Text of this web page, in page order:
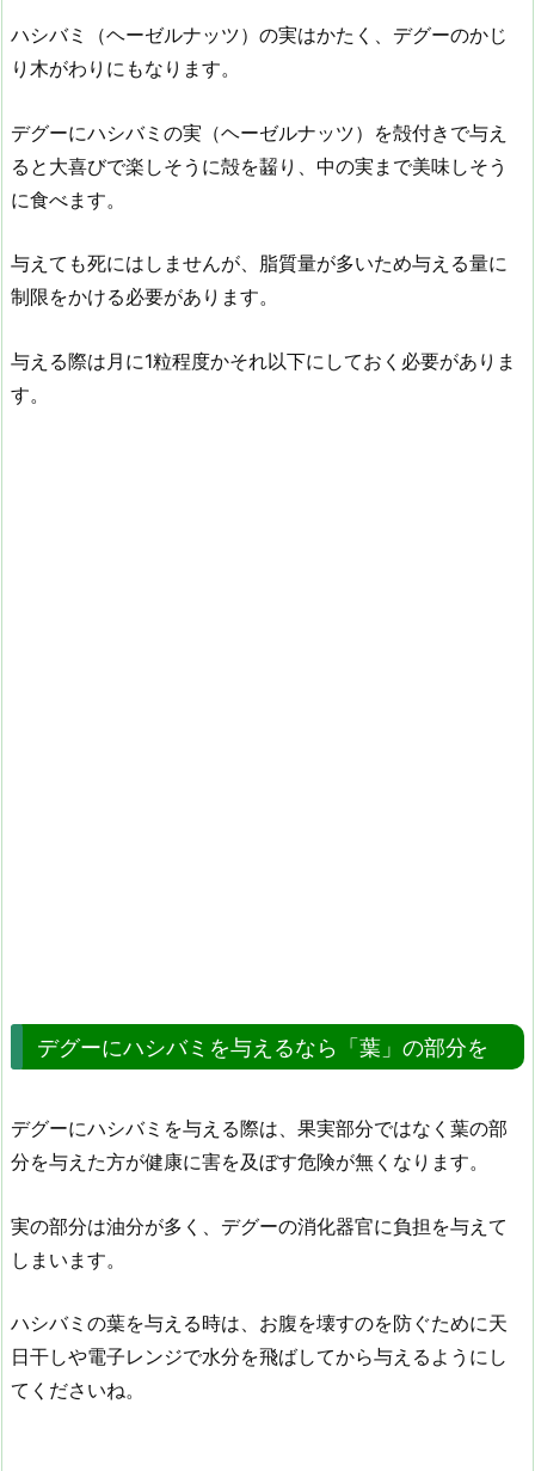
ハシバミ（ヘーゼルナッツ）の実はかたく、デグーのかじ
り木がわりにもなります。
デグーにハシバミの実（ヘーゼルナッツ）を殻付きで与え
ると大喜びで楽しそうに殻を齧り、中の実まで美味しそう
に食べます。
与えても死にはしませんが、脂質量が多いため与える量に
制限をかける必要があります。
与える際は月に1粒程度かそれ以下にしておく必要がありま
す。
デグーにハシバミを与えるなら「葉」の部分を
デグーにハシバミを与える際は、果実部分ではなく葉の部
分を与えた方が健康に害を及ぼす危険が無くなります。
実の部分は油分が多く、デグーの消化器官に負担を与えて
しまいます。
ハシバミの葉を与える時は、お腹を壊すのを防ぐために天
日干しや電子レンジで水分を飛ばしてから与えるようにし
てくださいね。